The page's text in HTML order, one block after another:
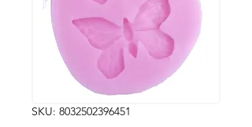
SKU: 8032502396451